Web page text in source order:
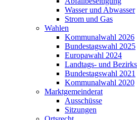
Wasser und Abwasser
Strom und Gas
Wahlen
Kommunalwahl 2026
Bundestagswahl 2025
Europawahl 2024
Landtags- und
Bundestagswahl 2021
Kommunalwahl 2020
Marktgemeinderat
Ausschüsse
Sitzungen